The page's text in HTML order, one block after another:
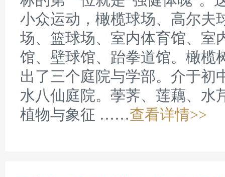
小众运动，橄榄球场、高尔夫
场、篮球场、室内体育馆、室
馆、壁球馆、跆拳道馆。橄榄
出了三个庭院与学部。介于初
水八仙庭院。荸荠、莲藕、
植物与象征 ……查看详情>>